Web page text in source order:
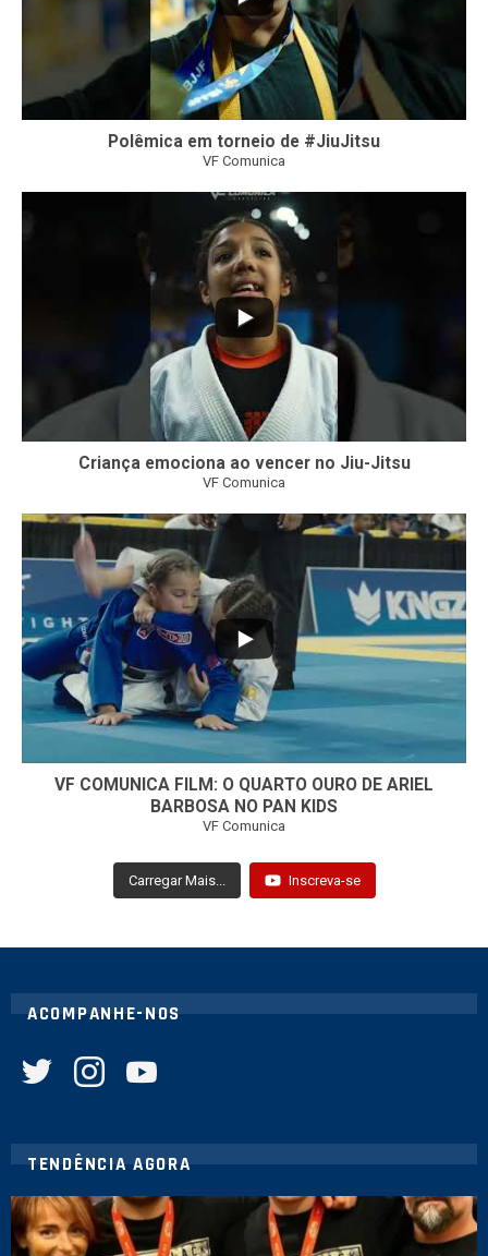
Polêmica em torneio de #JiuJitsu
VF Comunica
Criança emociona ao vencer no Jiu-Jitsu
VF Comunica
...
VF COMUNICA FILM: O QUARTO OURO DE ARIEL
BARBOSA NO PAN KIDS
VF Comunica
Carregar Mais... Inscreva-se
ACOMPANHE-NOS
TENDÊNCIA AGORA